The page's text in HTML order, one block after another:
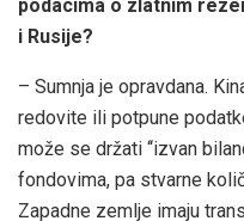
podacima o zlatnim
i Rusije?
– Sumnja je opravdana.
redovite ili potpune
može se držati ‘‘izvan
fondovima, pa stvarne
Zapadne zemlje imaju